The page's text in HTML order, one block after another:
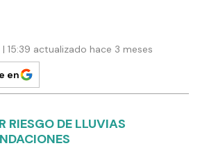
15:39 actualizado hace 3 meses
en
RIESGO DE LLUVIAS